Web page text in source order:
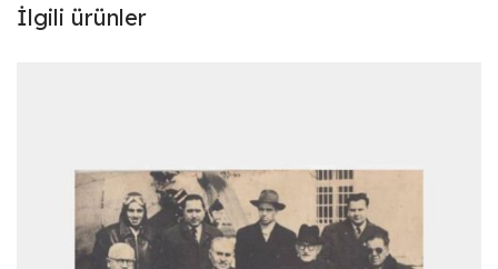
İlgili ürünler